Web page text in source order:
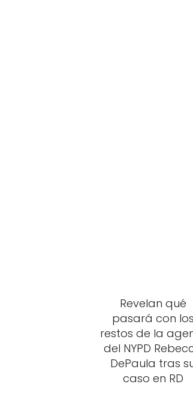
Revelan qué
pasará con los
restos de la
del NYPD
DePaula tras
caso en RD